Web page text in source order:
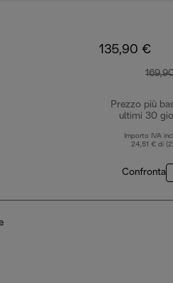
135,90 €
Prezzo più
ultimi 30
Importo IVA
24,51 € di
Confronta